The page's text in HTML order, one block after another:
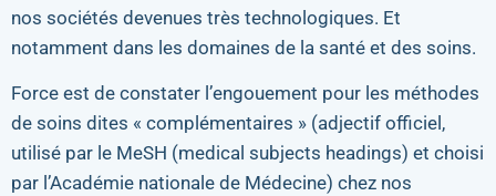
nos sociétés devenues très technologiques. Et
notamment dans les domaines de la santé et des soins.
Force est de constater l’engouement pour les méthodes
de soins dites « complémentaires » (adjectif officiel,
utilisé par le MeSH (medical subjects headings) et choisi
par l’Académie nationale de Médecine) chez nos